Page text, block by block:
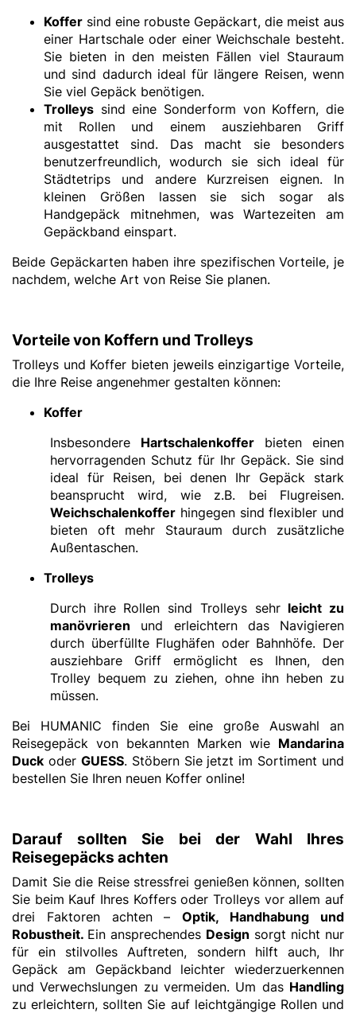
Koffer sind eine robuste Gepäckart, die meist aus
einer Hartschale oder einer Weichschale besteht.
Sie bieten in den meisten Fällen viel Stauraum
und sind dadurch ideal für längere Reisen, wenn
Sie viel Gepäck benötigen.
Trolleys sind eine Sonderform von Koffern, die
mit Rollen und einem ausziehbaren Griff
ausgestattet sind. Das macht sie besonders
benutzerfreundlich, wodurch sie sich ideal für
Städtetrips und andere Kurzreisen eignen. In
kleinen Größen lassen sie sich sogar als
Handgepäck mitnehmen, was Wartezeiten am
Gepäckband einspart.
Beide Gepäckarten haben ihre spezifischen Vorteile, je
nachdem, welche Art von Reise Sie planen.
Vorteile von Koffern und Trolleys
Trolleys und Koffer bieten jeweils einzigartige Vorteile,
die Ihre Reise angenehmer gestalten können:
Koffer
Insbesondere Hartschalenkoffer bieten einen
hervorragenden Schutz für Ihr Gepäck. Sie sind
ideal für Reisen, bei denen Ihr Gepäck stark
beansprucht wird, wie z.B. bei Flugreisen.
Weichschalenkoffer hingegen sind flexibler und
bieten oft mehr Stauraum durch zusätzliche
Außentaschen.
Trolleys
Durch ihre Rollen sind Trolleys sehr leicht zu
manövrieren und erleichtern das Navigieren
durch überfüllte Flughäfen oder Bahnhöfe. Der
ausziehbare Griff ermöglicht es Ihnen, den
Trolley bequem zu ziehen, ohne ihn heben zu
müssen.
Bei HUMANIC finden Sie eine große Auswahl an
Reisegepäck von bekannten Marken wie Mandarina
Duck oder GUESS. Stöbern Sie jetzt im Sortiment und
bestellen Sie Ihren neuen Koffer online!
Darauf sollten Sie bei der Wahl Ihres
Reisegepäcks achten
Damit Sie die Reise stressfrei genießen können, sollten
Sie beim Kauf Ihres Koffers oder Trolleys vor allem auf
drei Faktoren achten –Optik, Handhabung und
Robustheit. Ein ansprechendes Design sorgt nicht nur
für ein stilvolles Auftreten, sondern hilft auch, Ihr
Gepäck am Gepäckband leichter wiederzuerkennen
und Verwechslungen zu vermeiden. Um das Handling
zu erleichtern, sollten Sie auf leichtgängige Rollen und